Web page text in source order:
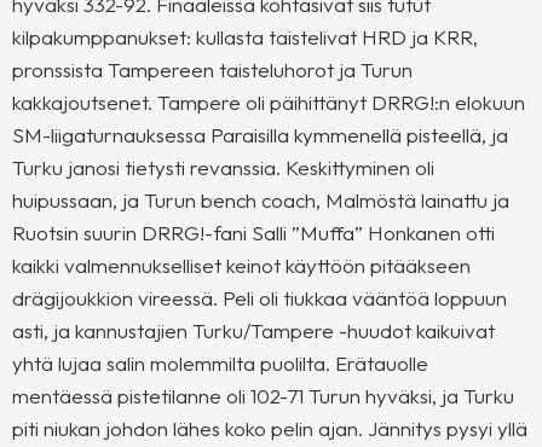
kilpakumppanukset: kullasta taistelivat HRD ja KRR,
pronssista Tampereen taisteluhorot ja Turun
kakkajoutsenet. Tampere oli päihittänyt DRRG!:n elokuun
SM-liigaturnauksessa Paraisilla kymmenellä pisteellä, ja
Turku janosi tietysti revanssia. Keskittyminen oli
huipussaan, ja Turun bench coach, Malmöstä lainattu ja
Ruotsin suurin DRRG!-fani Salli ”Muffa” Honkanen otti
kaikki valmennukselliset keinot käyttöön pitääkseen
drägijoukkion vireessä. Peli oli tiukkaa vääntöä loppuun
asti, ja kannustajien Turku/Tampere -huudot kaikuivat
yhtä lujaa salin molemmilta puolilta. Erätauolle
mentäessä pistetilanne oli 102-71 Turun hyväksi, ja Turku
piti niukan johdon lähes koko pelin ajan. Jännitys pysyi yllä